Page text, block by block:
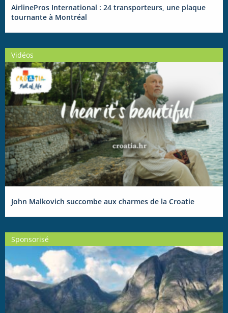
AirlinePros International : 24 transporteurs, une plaque
tournante à Montréal
Vidéos
John Malkovich succombe aux charmes de la Croatie
Sponsorisé